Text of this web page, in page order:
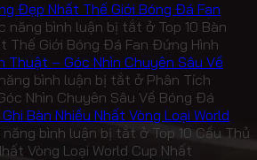
Đẹp Nhất Thế Giới Bóng Đá Fan
năng bình luận bị tắt ở Top 10 Bàn
Thế Giới Bóng Đá Fan Đứng Hình
Thuật – Góc Nhìn Chuyên Sâu Về
bình luận bị tắt ở Phân Tích
Nhìn Chuyên Sâu Về Bóng Đá
Bàn Nhiều Nhất Vòng Loại World
năng bình luận bị tắt ở Top 10 Cầu Thủ
Vòng Loại World Cup Nhất